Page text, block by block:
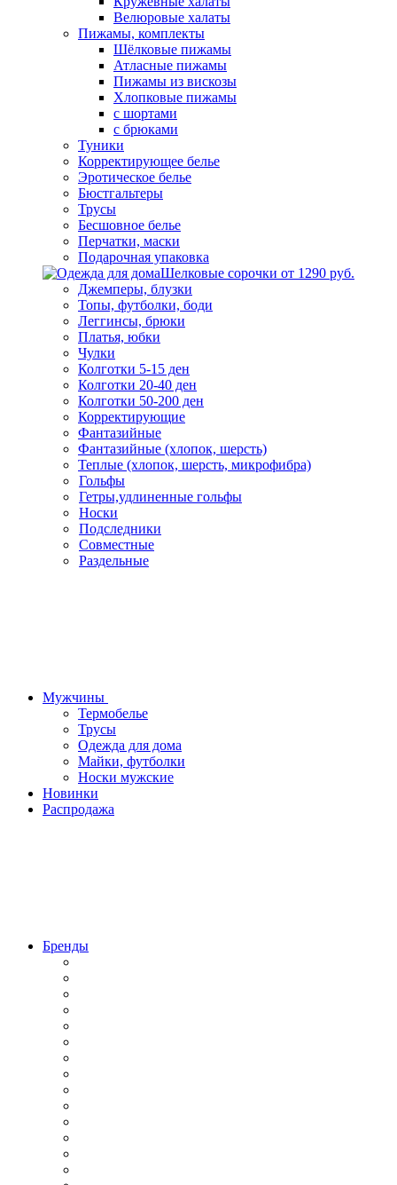
Велюровые халаты
Пижамы, комплекты
Шёлковые пижамы
Атласные пижамы
Пижамы из вискозы
Хлопковые пижамы
с шортами
с брюками
Туники
Корректирующее белье
Эротическое белье
Бюстгальтеры
Трусы
Бесшовное белье
Перчатки, маски
Подарочная упаковка
Шелковые сорочки от 1290 руб.
Джемперы, блузки
Топы, футболки, боди
Леггинсы, брюки
Платья, юбки
Чулки
Колготки 5-15 ден
Колготки 20-40 ден
Колготки 50-200 ден
Корректирующие
Фантазийные
Фантазийные (хлопок, шерсть)
Теплые (хлопок, шерсть, микрофибра)
Гольфы
Гетры,удлиненные гольфы
Носки
Подследники
Совместные
Раздельные
Мужчины
Термобелье
Трусы
Одежда для дома
Майки, футболки
Носки мужские
Новинки
Распродажа
Бренды